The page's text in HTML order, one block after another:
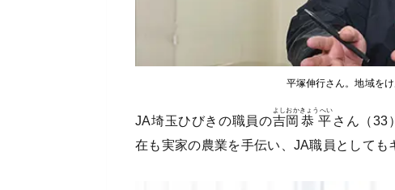
平塚伸行さん。地域を
JA埼玉ひびきの職員の吉岡
よしおか
恭平
きょうへい
さん（33
在も実家の農業を手伝い、JA職員としても